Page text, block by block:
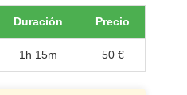
Duración Precio
1h 15m 50 €